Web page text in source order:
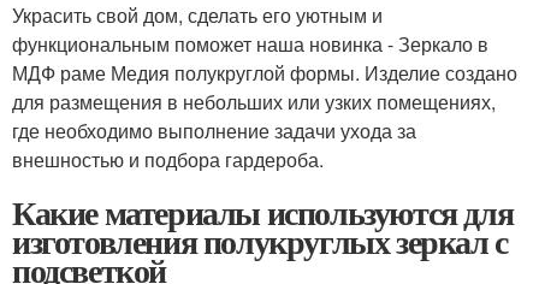
Украсить свой дом, сделать его уютным и
функциональным поможет наша новинка - Зеркало в
МДФ раме Медия полукруглой формы. Изделие создано
для размещения в небольших или узких помещениях,
где необходимо выполнение задачи ухода за
внешностью и подбора гардероба.
Какие материалы используются для
изготовления полукруглых зеркал с
подсветкой